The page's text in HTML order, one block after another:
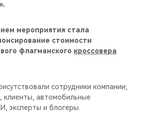
мероприятия стала
стоимости
флагманского кроссовера
сотрудники компании,
автомобильные
эксперты и блогеры.